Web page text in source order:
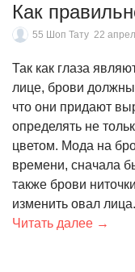
Как
55 Шоп Тату 22
Так как глаза
лице, брови
что они придают
определять не
цветом. Мода на
времени, сначала
также брови
изменить овал
Читать далее →